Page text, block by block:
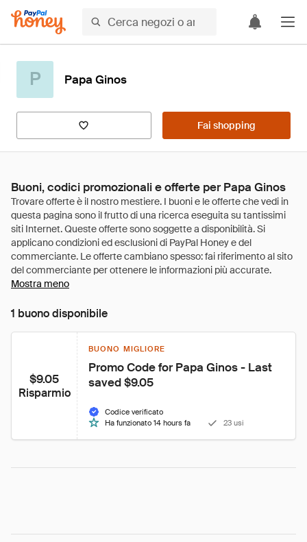
P Papa Ginos
Fai shopping
Buoni, codici promozionali e offerte per Papa Ginos
Mostra meno
1 buono disponibile
$9.05
Risparmio
BUONO MIGLIORE
Promo Code for Papa Ginos - Last
saved $9.05
Codice verificato
Ha funzionato 14 hours fa
23 usi